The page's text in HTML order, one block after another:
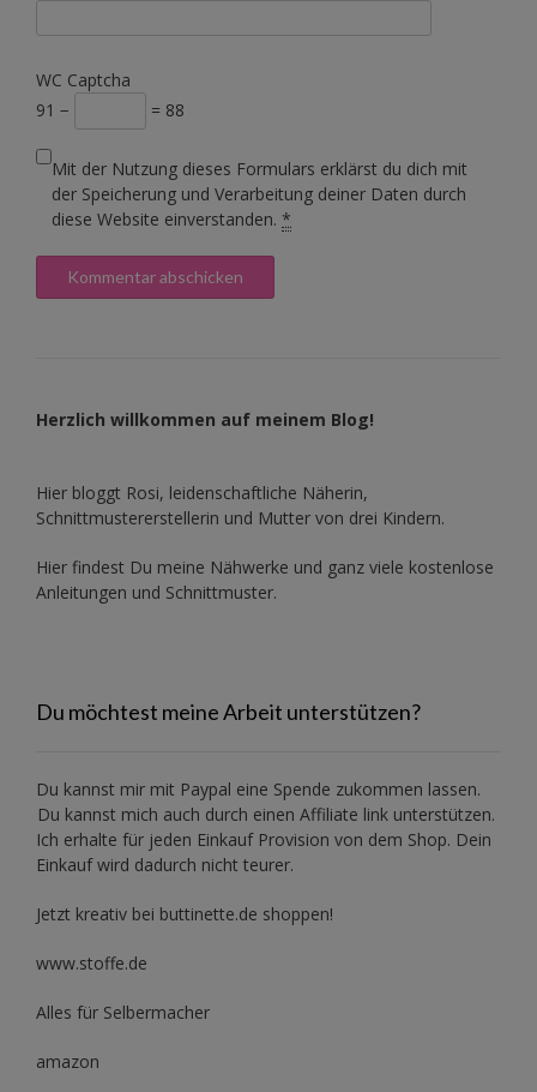
WC Captcha
91 −
= 88
Mit der Nutzung dieses Formulars erklärst du dich mit
der Speicherung und Verarbeitung deiner Daten durch
diese Website einverstanden. *
Herzlich willkommen auf meinem Blog!
Hier bloggt Rosi, leidenschaftliche Näherin,
Schnittmustererstellerin und Mutter von drei Kindern.
Hier findest Du meine Nähwerke und ganz viele kostenlose
Anleitungen und Schnittmuster.
Du möchtest meine Arbeit unterstützen?
Du kannst mir mit Paypal eine Spende zukommen lassen.
Du kannst mich auch durch einen Affiliate link unterstützen.
Ich erhalte für jeden Einkauf Provision von dem Shop. Dein
Einkauf wird dadurch nicht teurer.
Jetzt kreativ bei buttinette.de shoppen!
www.stoffe.de
Alles für Selbermacher
amazon